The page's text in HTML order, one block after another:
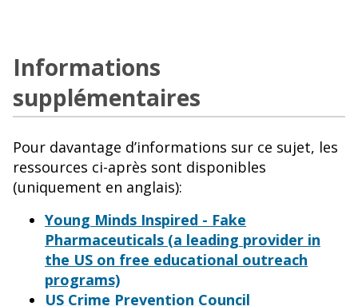
Informations
supplémentaires
Pour davantage d’informations sur ce sujet, les
ressources ci-après sont disponibles
(uniquement en anglais):
Young Minds Inspired - Fake
Pharmaceuticals (a leading provider in
the US on free educational outreach
programs)
US Crime Prevention Council